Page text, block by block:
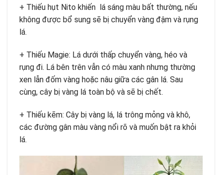
+ Thiếu hụt Nito khiến lá sáng màu bất thường, nếu
không được bổ sung sẽ bị chuyển vàng đậm và rụng
lá.
+ Thiếu Magie: Lá dưới thấp chuyển vàng, héo và
rụng đi. Lá bên trên vẫn có màu xanh nhưng thường
xen lẫn đốm vàng hoặc nâu giữa các gân lá. Sau
cùng, cây bị vàng lá toàn bộ và sẽ bị chết.
+ Thiếu kẽm: Cây bị vàng lá, lá trông mỏng và khô,
các đường gân màu vàng nổi rõ và muốn bật ra khỏi
lá.